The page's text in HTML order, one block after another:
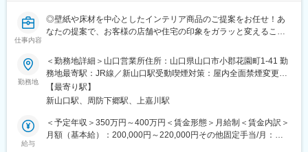
幸せの輪を広げていきたいと考えます。
また、企業理念に基づき、顧客に対し誠実であり常にクリーンで
■同社の企業理念：
1）「モノ創りの精神」を通じて社会に価値を提供します。…モノ
創りの精神を持ち、製造業としてモノを通して社会及び人々に価
2）「平等主義の精神」を通じて社会の豊かさを追求します。…顧
客、取引先、社員等全てのステークホルダーに平等主義を貫き、
仕事内容
◎壁紙や床材を中心としたインテリア商品のご提案をお任せ！あ
なたの提案で、お客様の店舗や住宅の印象をガラッと変えること
◎半年間は「壁紙とは」「取り付け方」など商材知識を覚え、お
客様対応になれるところからスタートします！これまで業種業界
問わず、様々な経験をお持ちの方が入社し、活躍されておりま
す！
◎完全週休2日制、土日祝休み、年休125日、携帯電話は会社に置
いて帰るなど、ワークライフバランスが取れる環境です。
勤務地
＜勤務地詳細＞山口営業所住所：山口県山口市小郡花園町1-41 勤
務地最寄駅：JR線／新山口駅受動喫煙対策：屋内全面禁煙変更の
範囲：会社の定める事業所
【最寄り駅】
新山口駅、周防下郷駅、上嘉川駅
給与
＜予定年収＞350万円～400万円＜賃金形態＞月給制＜賃金内訳＞
月額（基本給）：200,000円～220,000円その他固定手当/月：